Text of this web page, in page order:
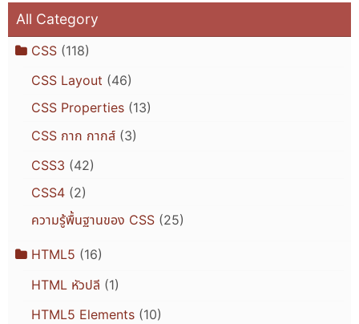
All Category
CSS(118)
CSS Layout (46)
CSS Properties(13)
CSS กาก กากส์(3)
CSS3 (42)
CSS4(2)
ความรู้พื้นฐานของ CSS(25)
HTML5 (16)
HTML หัวปลี (1)
HTML5 Elements(10)